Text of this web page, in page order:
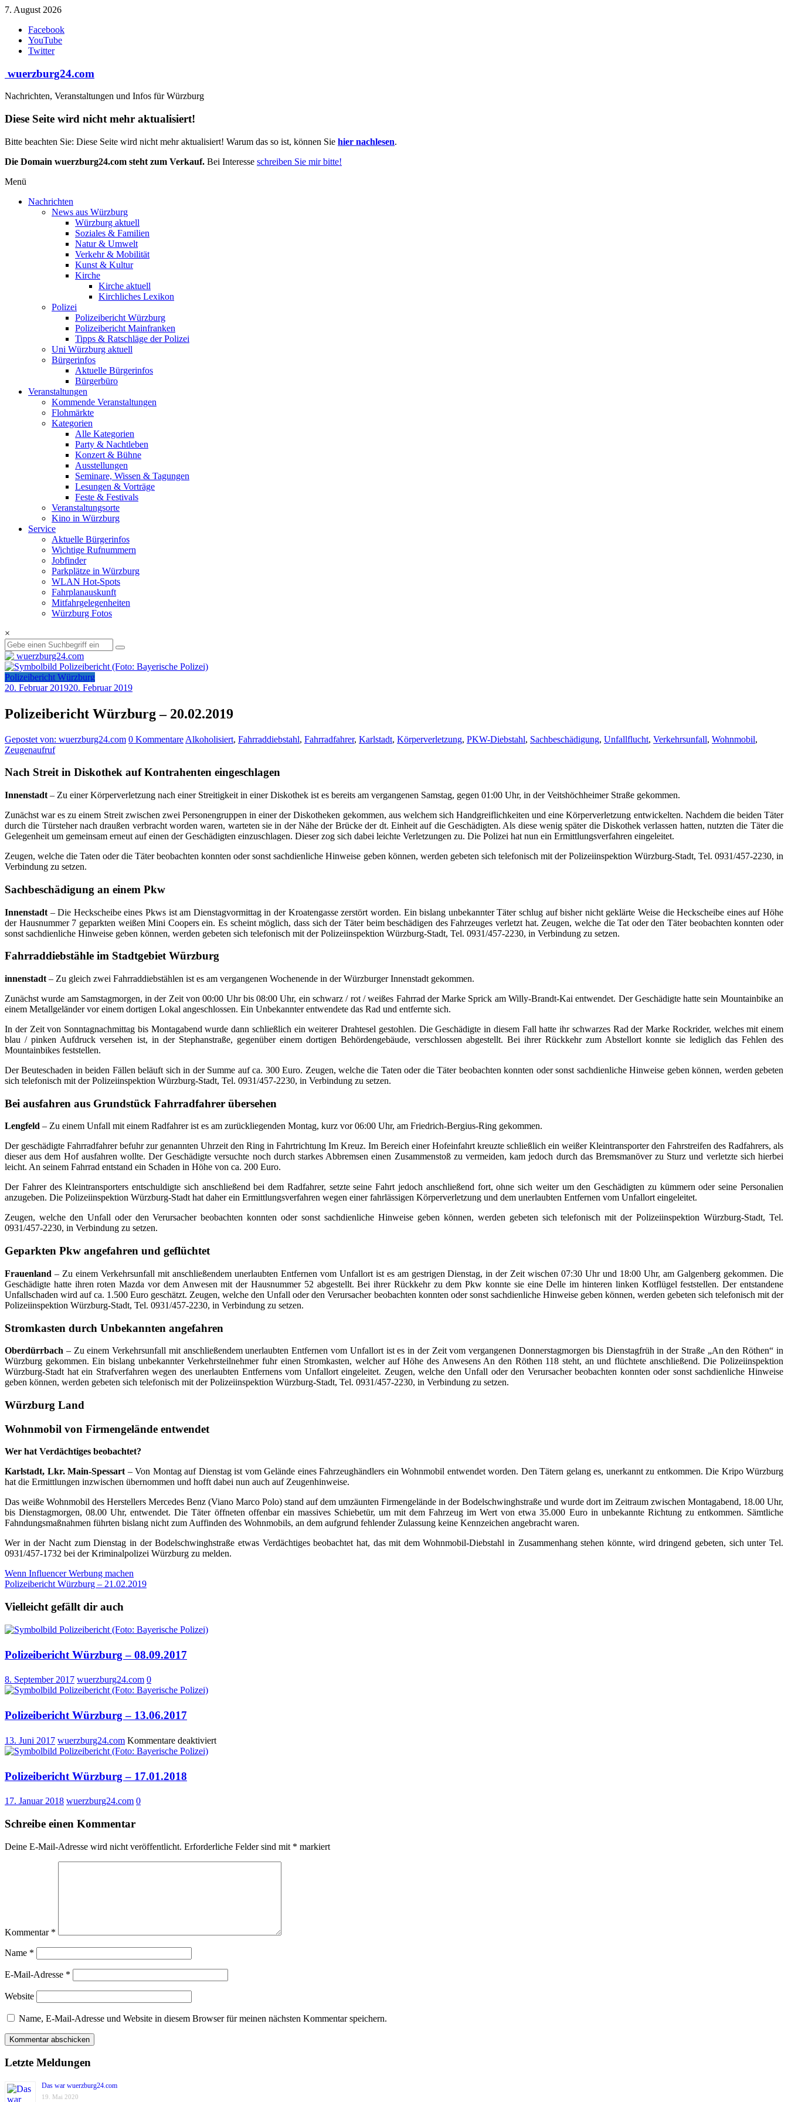
Zum
springen
7. August 2026
Facebook
YouTube
Twitter
wuerzburg24.com
Nachrichten, Veranstaltungen und Infos für Würzburg
Diese Seite wird nicht mehr aktualisiert!
Bitte beachten Sie: Diese Seite wird nicht mehr aktualisiert! Warum das so ist, können Sie hier nachlesen.
Die Domain wuerzburg24.com steht zum Verkauf. Bei Interesse schreiben Sie mir bitte!
Menü
Nachrichten
News aus Würzburg
Würzburg aktuell
Soziales & Familien
Natur & Umwelt
Verkehr & Mobilität
Kunst & Kultur
Kirche
Kirche aktuell
Kirchliches Lexikon
Polizei
Polizeibericht Würzburg
Polizeibericht Mainfranken
Tipps & Ratschläge der Polizei
Uni Würzburg aktuell
Bürgerinfos
Aktuelle Bürgerinfos
Bürgerbüro
Veranstaltungen
Kommende Veranstaltungen
Flohmärkte
Kategorien
Alle Kategorien
Party & Nachtleben
Konzert & Bühne
Ausstellungen
Seminare, Wissen & Tagungen
Lesungen & Vorträge
Feste & Festivals
Veranstaltungsorte
Kino in Würzburg
Service
Aktuelle Bürgerinfos
Wichtige Rufnummern
Jobfinder
Parkplätze in Würzburg
WLAN Hot-Spots
Fahrplanauskunft
Mitfahrgelegenheiten
Würzburg Fotos
×
Polizeibericht Würzburg
20. Februar 201920. Februar 2019
Polizeibericht Würzburg – 20.02.2019
Gepostet von: wuerzburg24.com 0 Kommentare Alkoholisiert, Fahrraddiebstahl, Fahrradfahrer, Karlstadt, Körperverletzung, PKW-Diebstahl, Sachbeschädigung, Unfallflucht, Verkehrsunfall, Wohnmobil,
Zeugenaufruf
Nach Streit in Diskothek auf Kontrahenten eingeschlagen
Innenstadt – Zu einer Körperverletzung nach einer Streitigkeit in einer Diskothek ist es bereits am vergangenen Samstag, gegen 01:00 Uhr, in der Veitshöchheimer Straße gekommen.
Zunächst war es zu einem Streit zwischen zwei Personengruppen in einer der Diskotheken gekommen, aus welchem sich Handgreiflichkeiten und eine Körperverletzung entwickelten. Nachdem die beiden Täter
durch die Türsteher nach draußen verbracht worden waren, warteten sie in der Nähe der Brücke der dt. Einheit auf die Geschädigten. Als diese wenig später die Diskothek verlassen hatten, nutzten die Täter die
Gelegenheit um gemeinsam erneut auf einen der Geschädigten einzuschlagen. Dieser zog sich dabei leichte Verletzungen zu. Die Polizei hat nun ein Ermittlungsverfahren eingeleitet.
Zeugen, welche die Taten oder die Täter beobachten konnten oder sonst sachdienliche Hinweise geben können, werden gebeten sich telefonisch mit der Polizeiinspektion Würzburg-Stadt, Tel. 0931/457-2230, in
Verbindung zu setzen.
Sachbeschädigung an einem Pkw
Innenstadt – Die Heckscheibe eines Pkws ist am Dienstagvormittag in der Kroatengasse zerstört worden. Ein bislang unbekannter Täter schlug auf bisher nicht geklärte Weise die Heckscheibe eines auf Höhe
der Hausnummer 7 geparkten weißen Mini Coopers ein. Es scheint möglich, dass sich der Täter beim beschädigen des Fahrzeuges verletzt hat. Zeugen, welche die Tat oder den Täter beobachten konnten oder
sonst sachdienliche Hinweise geben können, werden gebeten sich telefonisch mit der Polizeiinspektion Würzburg-Stadt, Tel. 0931/457-2230, in Verbindung zu setzen.
Fahrraddiebstähle im Stadtgebiet Würzburg
innenstadt – Zu gleich zwei Fahrraddiebstählen ist es am vergangenen Wochenende in der Würzburger Innenstadt gekommen.
Zunächst wurde am Samstagmorgen, in der Zeit von 00:00 Uhr bis 08:00 Uhr, ein schwarz / rot / weißes Fahrrad der Marke Sprick am Willy-Brandt-Kai entwendet. Der Geschädigte hatte sein Mountainbike an
einem Metallgeländer vor einem dortigen Lokal angeschlossen. Ein Unbekannter entwendete das Rad und entfernte sich.
In der Zeit von Sonntagnachmittag bis Montagabend wurde dann schließlich ein weiterer Drahtesel gestohlen. Die Geschädigte in diesem Fall hatte ihr schwarzes Rad der Marke Rockrider, welches mit einem
blau / pinken Aufdruck versehen ist, in der Stephanstraße, gegenüber einem dortigen Behördengebäude, verschlossen abgestellt. Bei ihrer Rückkehr zum Abstellort konnte sie lediglich das Fehlen des
Mountainbikes feststellen.
Der Beuteschaden in beiden Fällen beläuft sich in der Summe auf ca. 300 Euro. Zeugen, welche die Taten oder die Täter beobachten konnten oder sonst sachdienliche Hinweise geben können, werden gebeten
sich telefonisch mit der Polizeiinspektion Würzburg-Stadt, Tel. 0931/457-2230, in Verbindung zu setzen.
Bei ausfahren aus Grundstück Fahrradfahrer übersehen
Lengfeld – Zu einem Unfall mit einem Radfahrer ist es am zurückliegenden Montag, kurz vor 06:00 Uhr, am Friedrich-Bergius-Ring gekommen.
Der geschädigte Fahrradfahrer befuhr zur genannten Uhrzeit den Ring in Fahrtrichtung Im Kreuz. Im Bereich einer Hofeinfahrt kreuzte schließlich ein weißer Kleintransporter den Fahrstreifen des Radfahrers, als
dieser aus dem Hof ausfahren wollte. Der Geschädigte versuchte noch durch starkes Abbremsen einen Zusammenstoß zu vermeiden, kam jedoch durch das Bremsmanöver zu Sturz und verletzte sich hierbei
leicht. An seinem Fahrrad entstand ein Schaden in Höhe von ca. 200 Euro.
Der Fahrer des Kleintransporters entschuldigte sich anschließend bei dem Radfahrer, setzte seine Fahrt jedoch anschließend fort, ohne sich weiter um den Geschädigten zu kümmern oder seine Personalien
anzugeben. Die Polizeiinspektion Würzburg-Stadt hat daher ein Ermittlungsverfahren wegen einer fahrlässigen Körperverletzung und dem unerlaubten Entfernen vom Unfallort eingeleitet.
Zeugen, welche den Unfall oder den Verursacher beobachten konnten oder sonst sachdienliche Hinweise geben können, werden gebeten sich telefonisch mit der Polizeiinspektion Würzburg-Stadt, Tel.
0931/457-2230, in Verbindung zu setzen.
Geparkten Pkw angefahren und geflüchtet
Frauenland – Zu einem Verkehrsunfall mit anschließendem unerlaubten Entfernen vom Unfallort ist es am gestrigen Dienstag, in der Zeit wischen 07:30 Uhr und 18:00 Uhr, am Galgenberg gekommen. Die
Geschädigte hatte ihren roten Mazda vor dem Anwesen mit der Hausnummer 52 abgestellt. Bei ihrer Rückkehr zu dem Pkw konnte sie eine Delle im hinteren linken Kotflügel feststellen. Der entstandene
Unfallschaden wird auf ca. 1.500 Euro geschätzt. Zeugen, welche den Unfall oder den Verursacher beobachten konnten oder sonst sachdienliche Hinweise geben können, werden gebeten sich telefonisch mit der
Polizeiinspektion Würzburg-Stadt, Tel. 0931/457-2230, in Verbindung zu setzen.
Stromkasten durch Unbekannten angefahren
Oberdürrbach – Zu einem Verkehrsunfall mit anschließendem unerlaubten Entfernen vom Unfallort ist es in der Zeit vom vergangenen Donnerstagmorgen bis Dienstagfrüh in der Straße „An den Röthen“ in
Würzburg gekommen. Ein bislang unbekannter Verkehrsteilnehmer fuhr einen Stromkasten, welcher auf Höhe des Anwesens An den Röthen 118 steht, an und flüchtete anschließend. Die Polizeiinspektion
Würzburg-Stadt hat ein Strafverfahren wegen des unerlaubten Entfernens vom Unfallort eingeleitet. Zeugen, welche den Unfall oder den Verursacher beobachten konnten oder sonst sachdienliche Hinweise
geben können, werden gebeten sich telefonisch mit der Polizeiinspektion Würzburg-Stadt, Tel. 0931/457-2230, in Verbindung zu setzen.
Würzburg Land
Wohnmobil von Firmengelände entwendet
Wer hat Verdächtiges beobachtet?
Karlstadt, Lkr. Main-Spessart– Von Montag auf Dienstag ist vom Gelände eines Fahrzeughändlers ein Wohnmobil entwendet worden. Den Tätern gelang es, unerkannt zu entkommen. Die Kripo Würzburg
hat die Ermittlungen inzwischen übernommen und hofft dabei nun auch auf Zeugenhinweise.
Das weiße Wohnmobil des Herstellers Mercedes Benz (Viano Marco Polo) stand auf dem umzäunten Firmengelände in der Bodelschwinghstraße und wurde dort im Zeitraum zwischen Montagabend, 18.00 Uhr,
bis Dienstagmorgen, 08.00 Uhr, entwendet. Die Täter öffneten offenbar ein massives Schiebetür, um mit dem Fahrzeug im Wert von etwa 35.000 Euro in unbekannte Richtung zu entkommen. Sämtliche
Fahndungsmaßnahmen führten bislang nicht zum Auffinden des Wohnmobils, an dem aufgrund fehlender Zulassung keine Kennzeichen angebracht waren.
Wer in der Nacht zum Dienstag in der Bodelschwinghstraße etwas Verdächtiges beobachtet hat, das mit dem Wohnmobil-Diebstahl in Zusammenhang stehen könnte, wird dringend gebeten, sich unter Tel.
0931/457-1732 bei der Kriminalpolizei Würzburg zu melden.
Beitragsnavigation
Wenn Influencer Werbung machen
Polizeibericht Würzburg – 21.02.2019
Vielleicht gefällt dir auch
Polizeibericht Würzburg – 08.09.2017
8. September 2017 wuerzburg24.com 0
Polizeibericht Würzburg – 13.06.2017
13. Juni 2017 wuerzburg24.com Kommentare deaktiviertfür
Polizeibericht Würzburg – 17.01.2018
17. Januar 2018 wuerzburg24.com 0
Schreibe einen Kommentar
Deine E-Mail-Adresse wird nicht veröffentlicht. Erforderliche Felder sind mit * markiert
Kommentar *
Name *
E-Mail-Adresse *
Website
Name, E-Mail-Adresse und Website in diesem Browser für meinen nächsten Kommentar speichern.
Letzte Meldungen
Das war wuerzburg24.com
19. Mai 2020